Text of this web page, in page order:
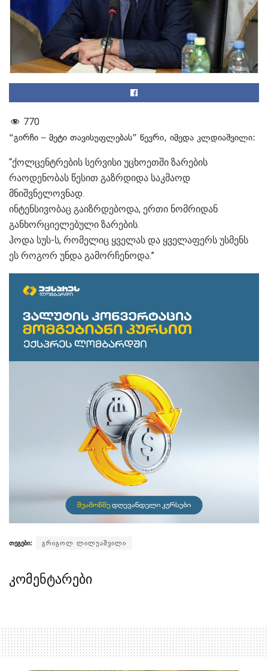
770
“გირჩი – მეტი თავისუფლებას” წევრი, იმედა კლდიაშვილი:
“ქოლცენტრების სერვისი უცხოეთში ზარების
რაოდენობას წესით გაზრდიდა საკმაოდ
მნიშვნელოვნად.
ინტენსივობაც გაიზრდებოდა, ერთი ნომრიდან
განხორციელებული ზარების.
ჰოდა სუს-ს, რომელიც ყველას და ყველაფერს უსმენს
ეს როგორ უნდა გამორჩენოდა.”
თეგები: გრიგოლ ლილუაშვილი
კომენტარები